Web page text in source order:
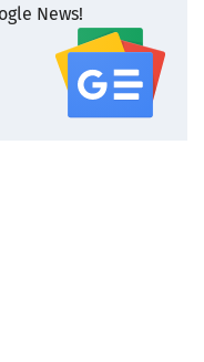
News!
serwisu